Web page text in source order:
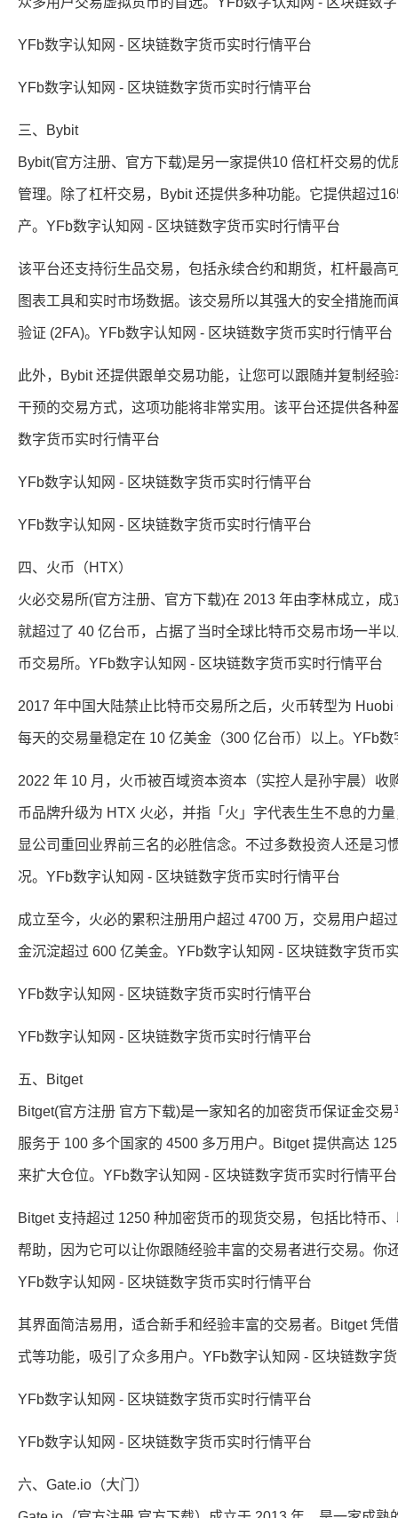
YFb数字认知网 - 区块链数字货币实时行情平台
YFb数字认知网 - 区块链数字货币实时行情平台
三、Bybit
Bybit(官方注册、官方下载)是另一家提供10 倍杠杆交易的
管理。除了杠杆交易，Bybit 还提供多种功能。它提供超过
产。YFb数字认知网 - 区块链数字货币实时行情平台
该平台还支持衍生品交易，包括永续合约和期货，杠杆最高
图表工具和实时市场数据。该交易所以其强大的安全措施
验证 (2FA)。YFb数字认知网 - 区块链数字货币实时行情平台
此外，Bybit 还提供跟单交易功能，让您可以跟随并复制经
干预的交易方式，这项功能将非常实用。该平台还提供各种
数字货币实时行情平台
YFb数字认知网 - 区块链数字货币实时行情平台
YFb数字认知网 - 区块链数字货币实时行情平台
四、火币（HTX）
火必交易所(官方注册、官方下载)在 2013 年由李林成立，
就超过了 40 亿台币，占据了当时全球比特币交易市场一半
币交易所。YFb数字认知网 - 区块链数字货币实时行情平台
2017 年中国大陆禁止比特币交易所之后，火币转型为
每天的交易量稳定在 10 亿美金（300 亿台币）以上。YFb
2022 年 10 月，火币被百域资本资本（实控人是孙宇晨）
币品牌升级为 HTX 火必，并指「火」字代表生生不息的力
显公司重回业界前三名的必胜信念。不过多数投资人还是
况。YFb数字认知网 - 区块链数字货币实时行情平台
成立至今，火必的累积注册用户超过 4700 万，交易用户超
金沉淀超过 600 亿美金。YFb数字认知网 - 区块链数字货币
YFb数字认知网 - 区块链数字货币实时行情平台
YFb数字认知网 - 区块链数字货币实时行情平台
五、Bitget
Bitget(官方注册 官方下载)是一家知名的加密货币保证金交
服务于 100 多个国家的 4500 多万用户。Bitget 提供高达
来扩大仓位。YFb数字认知网 - 区块链数字货币实时行情平台
Bitget 支持超过 1250 种加密货币的现货交易，包括比特币
帮助，因为它可以让你跟随经验丰富的交易者进行交易。你
YFb数字认知网 - 区块链数字货币实时行情平台
其界面简洁易用，适合新手和经验丰富的交易者。Bitget 凭
式等功能，吸引了众多用户。YFb数字认知网 - 区块链数字
YFb数字认知网 - 区块链数字货币实时行情平台
YFb数字认知网 - 区块链数字货币实时行情平台
六、Gate.io（大门）